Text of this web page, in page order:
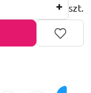
szt.